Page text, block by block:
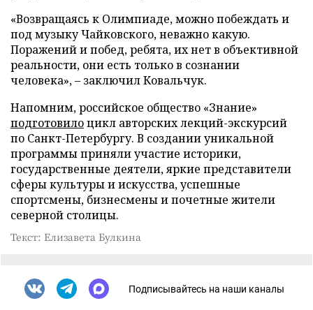
«Возвращаясь к Олимпиаде, можно побеждать и
под музыку Чайковского, неважно какую.
Поражений и побед, ребята, их нет в объективной
реальности, они есть только в сознании
человека», – заключил Ковальчук.
Напомним, российское общество «Знание»
подготовилоцикл авторских лекций-экскурсий
по Санкт-Петербургу. В создании уникальной
программы приняли участие историки,
государственные деятели, яркие представители
сферы культуры и искусства, успешные
спортсмены, бизнесмены и почетные жители
северной столицы.
Текст: Елизавета Булкина
Подписывайтесь на наши каналы